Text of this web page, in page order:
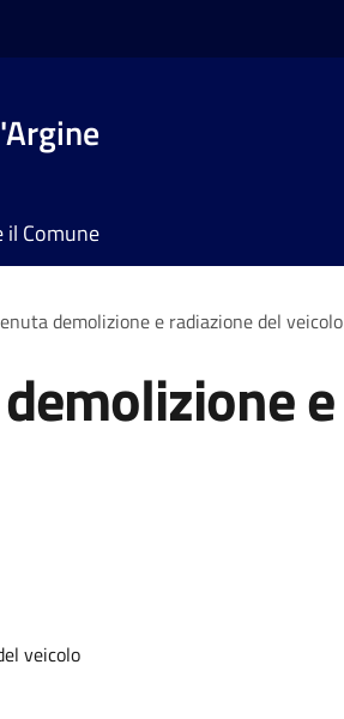
il Comune
demolizione e radiazione del veicolo
e
veicolo